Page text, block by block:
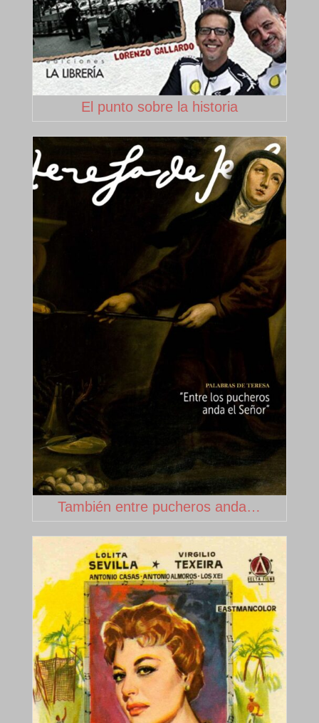
El punto sobre la historia
También entre pucheros anda…